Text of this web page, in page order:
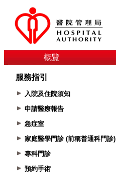
概覽
服務指引
入院及住院須知
申請醫療報告
急症室
家庭醫學門診 (前稱普通科門診)
專科門診
預約手術